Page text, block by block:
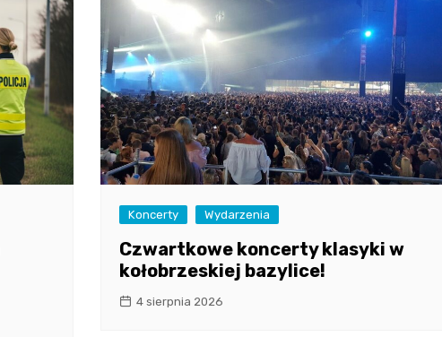
Koncerty Wydarzenia
Czwartkowe koncerty klasyki w
kołobrzeskiej bazylice!
4 sierpnia 2026